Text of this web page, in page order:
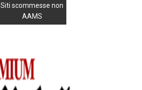
Siti scommesse non
AAMS